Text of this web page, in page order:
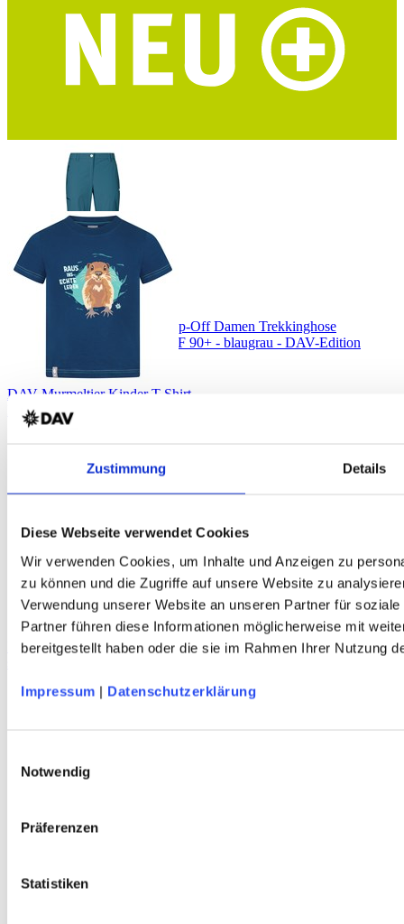
Zustimmung Details
Diese Webseite verwendet Cookies
Wir verwenden Cookies, um Inhalte und Anzeigen zu
zu können und die Zugriffe auf unsere Website zu
Verwendung unserer Website an unseren Partner für
Partner führen diese Informationen möglicherweise mit
bereitgestellt haben oder die sie im Rahmen Ihrer Nutzung
Impressum | Datenschutzerklärung
Notwendig
Präferenzen
Statistiken
HALTI Pallas Cool Stretch Herren Trekkingshorts
HALTI Pallas Cool Stretch Zip-Off Damen Trekkinghose
Dry Quick cool Material - UPF 90+ - blaugrau - DAV-Edition
DAV Murmeltier Kinder T-Shirt
Bio-Baumwolle – marine – DAV Design
DAV Predigtstuhl Sportstirnband
Mein Konto
Nachhaltigkeit
AGB
Datenschutz